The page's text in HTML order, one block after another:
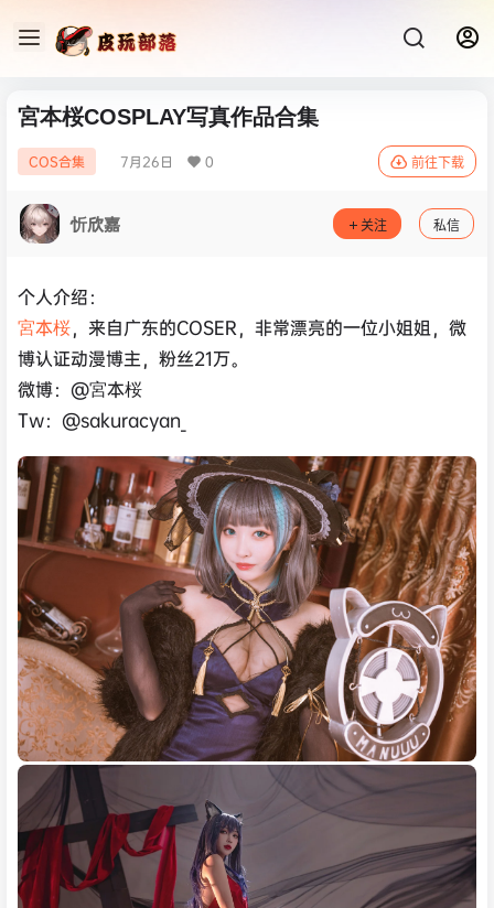
宮本桜COSPLAY写真作品合集
COS合集 7月26日 0 前往下载
忻欣嘉 关注 私信
个人介绍：
宮本桜，来自广东的COSER，非常漂亮的一位小姐姐，微
博认证动漫博主，粉丝21万。
微博：@宮本桜
Tw：@sakuracyan_